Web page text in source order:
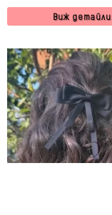
Виж детайли